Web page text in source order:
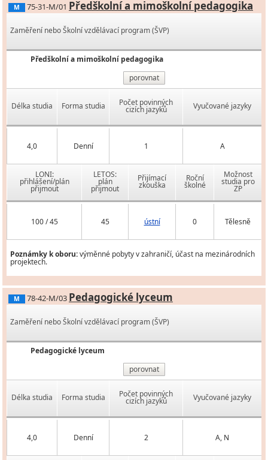
M 75-31-M/01 Předškolní a mimoškolní pedagogika
Zaměření nebo Školní vzdělávací program (ŠVP)
Předškolní a mimoškolní pedagogika
porovnat
Délka studia Forma studia Počet povinných
cizích jazyků Vyučované jazyky
4,0 Denní 1 A
LONI:
přihlášení/plán
přijmout
LETOS:
plán
přijmout
Přijímací
zkouška
Roční
školné
Možnost
studia pro
ZP
100 / 45 45 ústní 0 Tělesně
Poznámky k oboru:výměnné pobyty v zahraničí, účast na mezinárodních
projektech.
M 78-42-M/03 Pedagogické lyceum
Zaměření nebo Školní vzdělávací program (ŠVP)
Pedagogické lyceum
porovnat
Délka studia Forma studia Počet povinných
cizích jazyků Vyučované jazyky
4,0 Denní 2 A, N